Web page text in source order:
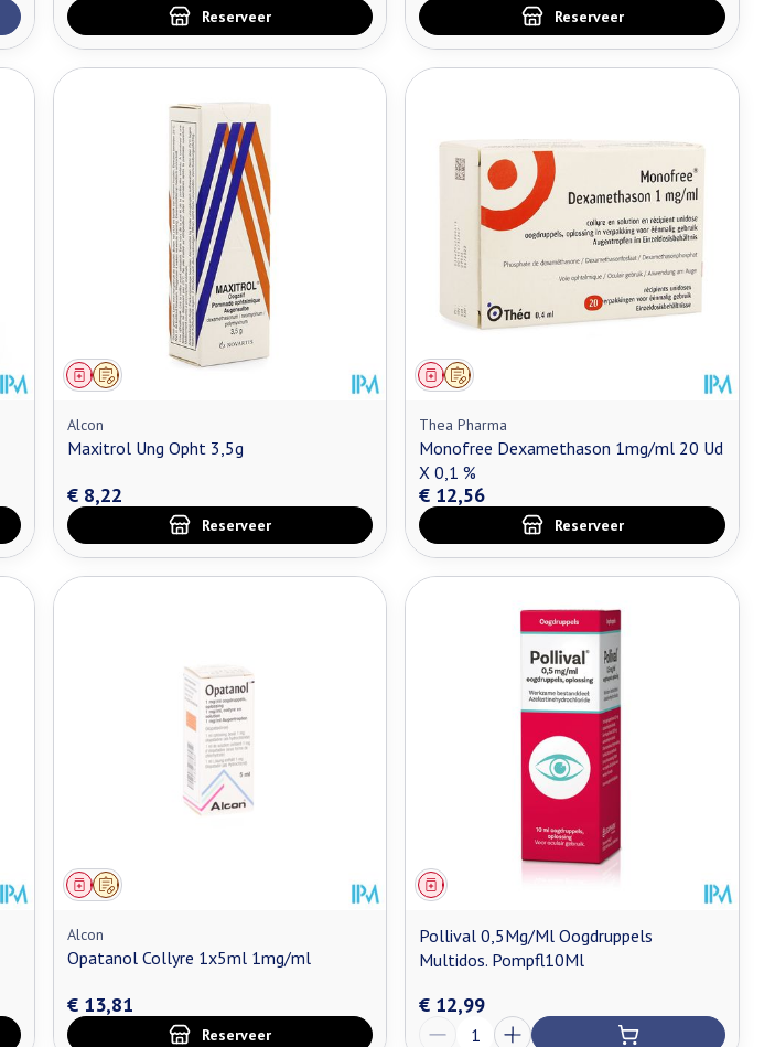
Reserveer Reserveer
Op voorschrift
Geneesmiddel
Alcon
Maxitrol Ung Opht 3,5g
€ 8,22
Reserveer
Op voorschrift
Geneesmiddel
Thea Pharma
Monofree Dexamethason 1mg/ml 20 Ud
X 0,1 %
€ 12,56
Reserveer
Op voorschrift
Geneesmiddel
Alcon
Opatanol Collyre 1x5ml 1mg/ml
€ 13,81
Reserveer
Geneesmiddel
Pollival 0,5Mg/Ml Oogdruppels
Multidos. Pompfl10Ml
€ 12,99
Aantal